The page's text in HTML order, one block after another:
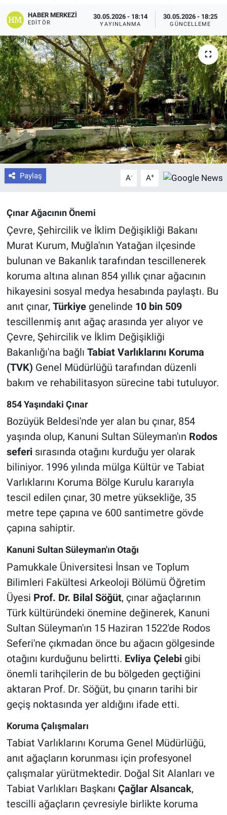
HABER MERKEZI
EDITÖR
30.05.2026 - 18:14
YAYINLANMA
30.05.2026 - 18:25
GÜNCELLEME
Paylaş A- A+
Çınar Ağacının Önemi
Çevre, Şehircilik ve İklim Değişikliği Bakanı
Murat Kurum, Muğla'nın Yatağan ilçesinde
bulunan ve Bakanlık tarafından tescillenerek
koruma altına alınan 854 yıllık çınar ağacının
hikayesini sosyal medya hesabında paylaştı. Bu
anıt çınar, Türkiyegenelinde 10 bin 509
tescillenmiş anıt ağaç arasında yer alıyor ve
Çevre, Şehircilik ve İklim Değişikliği
Bakanlığı'na bağlı Tabiat Varlıklarını Koruma
(TVK) Genel Müdürlüğü tarafından düzenli
bakım ve rehabilitasyon sürecine tabi tutuluyor.
854 Yaşındaki Çınar
Bozüyük Beldesi'nde yer alan bu çınar, 854
yaşında olup, Kanuni Sultan Süleyman'ın Rodos
seferisırasında otağını kurduğu yer olarak
biliniyor. 1996 yılında mülga Kültür ve Tabiat
Varlıklarını Koruma Bölge Kurulu kararıyla
tescil edilen çınar, 30 metre yüksekliğe, 35
metre tepe çapına ve 600 santimetre gövde
çapına sahiptir.
Kanuni Sultan Süleyman'ın Otağı
Pamukkale Üniversitesi İnsan ve Toplum
Bilimleri Fakültesi Arkeoloji Bölümü Öğretim
Üyesi Prof. Dr. Bilal Söğüt, çınar ağaçlarının
Türk kültüründeki önemine değinerek, Kanuni
Sultan Süleyman'ın 15 Haziran 1522'de Rodos
Seferi'ne çıkmadan önce bu ağacın gölgesinde
otağını kurduğunu belirtti. Evliya Çelebigibi
önemli tarihçilerin de bu bölgeden geçtiğini
aktaran Prof. Dr. Söğüt, bu çınarın tarihi bir
geçiş noktasında yer aldığını ifade etti.
Koruma Çalışmaları
Tabiat Varlıklarını Koruma Genel Müdürlüğü,
anıt ağaçların korunması için profesyonel
çalışmalar yürütmektedir. Doğal Sit Alanları ve
Tabiat Varlıkları Başkanı Çağlar Alsancak,
tescilli ağaçların çevresiyle birlikte koruma